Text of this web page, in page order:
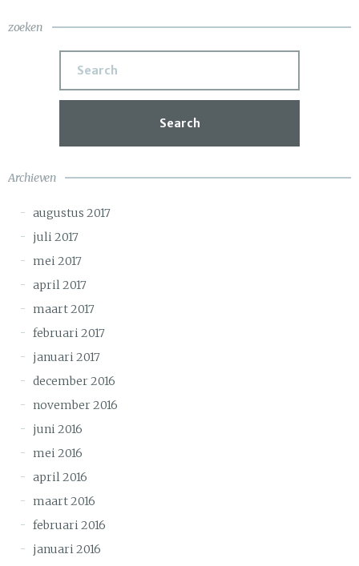
zoeken
Search
Archieven
augustus 2017
juli 2017
mei 2017
april 2017
maart 2017
februari 2017
januari 2017
december 2016
november 2016
juni 2016
mei 2016
april 2016
maart 2016
februari 2016
januari 2016